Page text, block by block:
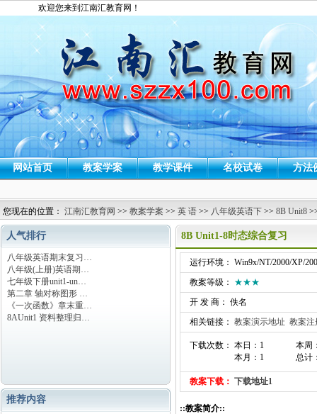
欢迎您来到江南汇教育网！
网站首页 教案学案 教学课件 名校试卷 方法
您现在的位置： 江南汇教育网 >> 教案学案 >> 英 语 >> 八年级英语下 >> 8B Unit8
人气排行
八年级英语期末复习…
八年级(上册)英语期…
七年级下册unit1-un…
第二章 轴对称图形 …
《一次函数》章末重…
8AUnit1 资料整理归…
推荐内容
8B Unit1-8时态综合复习
运行环境： Win9x/NT/2000/XP/
教案等级： ★★★
开 发 商： 佚名
相关链接： 教案演示地址 教案注
下载次数： 本日：1
本月：1
本周
总计
教案下载： 下载地址1
::教案简介::